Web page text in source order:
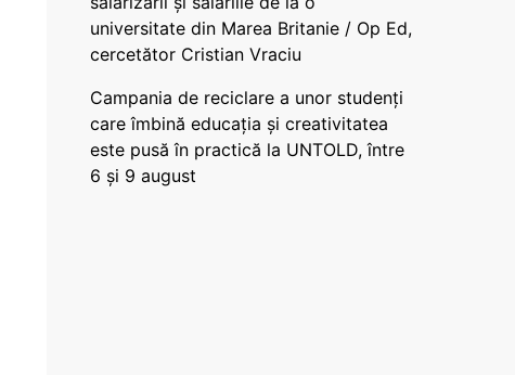
universitate din Marea Britanie / Op Ed,
cercetător Cristian Vraciu
Campania de reciclare a unor studenți
care îmbină educația și creativitatea
este pusă în practică la UNTOLD, între
6 și 9 august